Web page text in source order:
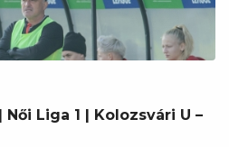
Liga 1 | Kolozsvári U –